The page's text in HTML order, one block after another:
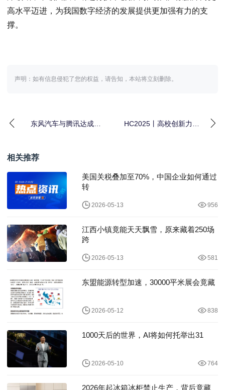
高水平迈进，为我国数字经济的发展提供更加强有力的支
撑。
声明：如有信息侵犯了您的权益，请告知，本站将立刻删除。
东风汽车与腾讯达成战
HC2025丨高校创新力
相关推荐
美国关税叠加至70%，中国企业如何通过
转
2026-05-13 956
江西小镇竟能天天飘雪，原来藏着250场
跨
2026-05-13 581
东盟能源转型加速，30000平米展会竟藏
2026-05-12 838
1000天后的世界，AI将如何托举出31
2026-05-10 764
2026年起冰箱冰柜禁止生产，背后竟藏